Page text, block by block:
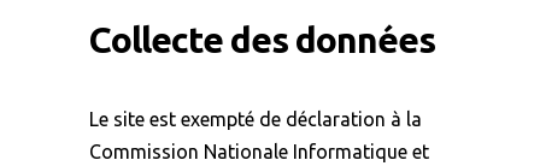
Collecte des données
Le site est exempté de déclaration à la
Commission Nationale Informatique et